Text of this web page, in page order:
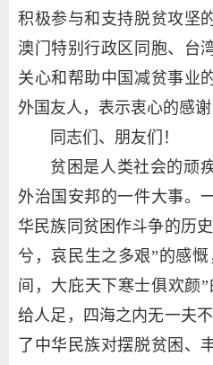
积极参与和支持脱贫攻坚
澳门特别行政区同胞、台
关心和帮助中国减贫事业
外国友人，表示衷心的感谢
同志们、朋友们！
贫困是人类社会的顽
外治国安邦的一件大事。
华民族同贫困作斗争的历
兮，哀民生之多艰”的感
间，大庇天下寒士俱欢颜
给人足，四海之内无一夫
了中华民族对摆脱贫困、